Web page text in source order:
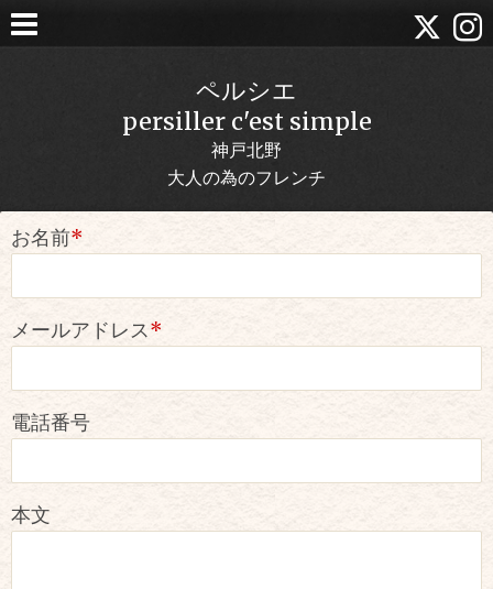
ペルシエ
persiller c'est simple
神戸北野
大人の為のフレンチ
お名前*
メールアドレス*
電話番号
本文